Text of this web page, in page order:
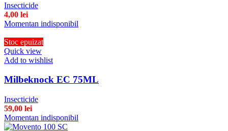
Insecticide
4,00 lei
Momentan indisponibil
Stoc epuizat
Quick view
Add to wishlist
Milbeknock EC 75ML
Insecticide
59,00 lei
Momentan indisponibil